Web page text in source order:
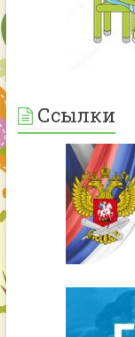
Ссылки